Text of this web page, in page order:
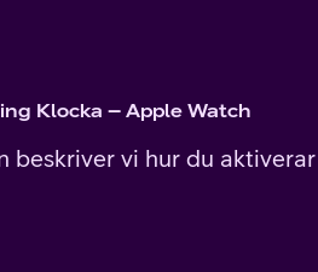
Samsung
Mobilskal
DDoS
Smart
Klocka – Apple Watch
beskriver vi hur du